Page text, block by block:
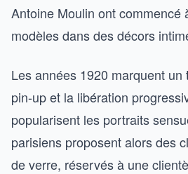
Antoine Moulin ont commencé
modèles dans des décors
Les années 1920 marquent un
pin-up et la libération
popularisent les portraits
parisiens proposent alors des
de verre, réservés à une